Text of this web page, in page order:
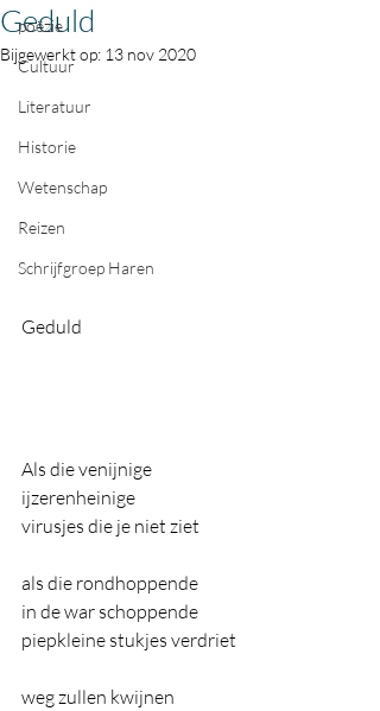
poëzie
Cultuur
Literatuur
Historie
Wetenschap
Reizen
Schrijfgroep Haren
Geduld
Bijgewerkt op: 13 nov 2020
Geduld
Als die venijnige
ijzerenheinige
virusjes die je niet ziet
als die rondhoppende
in de war schoppende
piepkleine stukjes verdriet
weg zullen kwijnen